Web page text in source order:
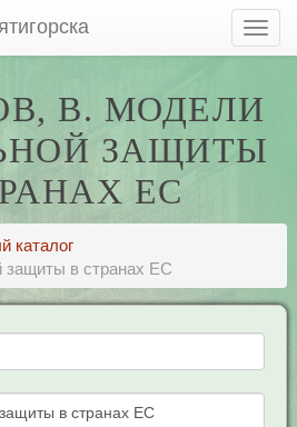
В. МОДЕЛИ
ЗАЩИТЫ
ЕС
каталог
в странах ЕС